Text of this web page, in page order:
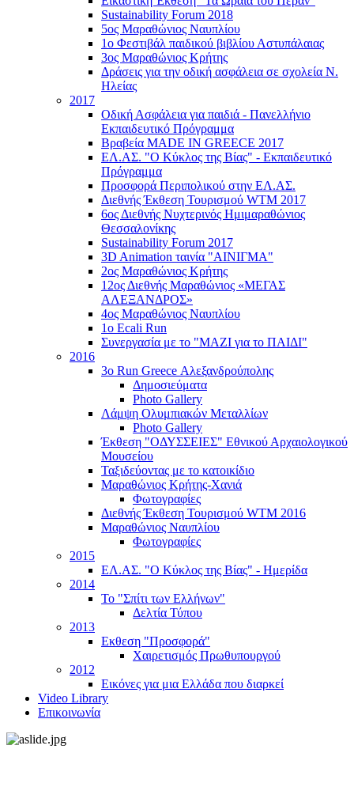
Sustainability Forum 2018
5ος Μαραθώνιος Ναυπλίου
1ο Φεστιβάλ παιδικού βιβλίου Αστυπάλαιας
3ος Μαραθώνιος Κρήτης
Δράσεις για την οδική ασφάλεια σε σχολεία Ν.
Ηλείας
2017
Οδική Ασφάλεια για παιδιά - Πανελλήνιο
Εκπαιδευτικό Πρόγραμμα
Βραβεία MADE IN GREECE 2017
ΕΛ.ΑΣ. "Ο Κύκλος της Βίας" - Εκπαιδευτικό
Πρόγραμμα
Προσφορά Περιπολικού στην ΕΛ.ΑΣ.
Διεθνής Έκθεση Τουρισμού WTM 2017
6ος Διεθνής Νυχτερινός Ημιμαραθώνιος
Θεσσαλονίκης
Sustainability Forum 2017
3D Animation ταινία "ΑΙΝΙΓΜΑ"
2ος Μαραθώνιος Κρήτης
12ος Διεθνής Μαραθώνιος «ΜΕΓΑΣ
ΑΛΕΞΑΝΔΡΟΣ»
4ος Μαραθώνιος Ναυπλίου
1ο Ecali Run
Συνεργασία με το "ΜΑΖΙ για το ΠΑΙΔΙ"
2016
3ο Run Greece Αλεξανδρούπολης
Δημοσιεύματα
Photo Gallery
Λάμψη Ολυμπιακών Μεταλλίων
Photo Gallery
Έκθεση "ΟΔΥΣΣΕΙΕΣ" Εθνικού Αρχαιολογικού
Μουσείου
Ταξιδεύοντας με το κατοικίδιο
Μαραθώνιος Κρήτης-Χανιά
Φωτογραφίες
Διεθνής Έκθεση Τουρισμού WTM 2016
Μαραθώνιος Ναυπλίου
Φωτογραφίες
2015
ΕΛ.ΑΣ. "Ο Κύκλος της Βίας" - Ημερίδα
2014
Το "Σπίτι των Ελλήνων"
Δελτία Τύπου
2013
Εκθεση "Προσφορά"
Χαιρετισμός Πρωθυπουργού
2012
Εικόνες για μια Ελλάδα που διαρκεί
Video Library
Επικοινωνία